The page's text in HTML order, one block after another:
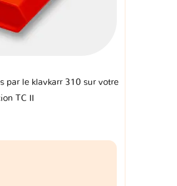
par le klavkarr 310 sur votre
TC II